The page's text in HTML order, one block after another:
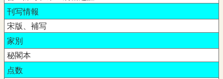
刊写情報
宋版、補写
家別
秘閣本
点数